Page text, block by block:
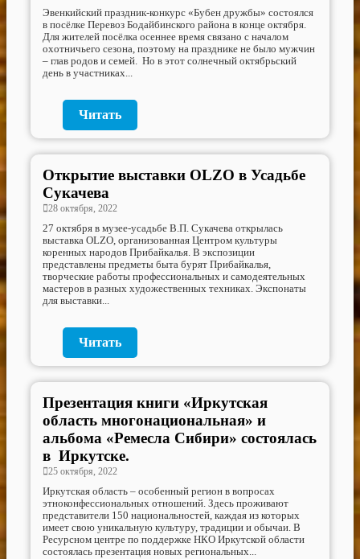
Эвенкийский праздник-конкурс «Бубен дружбы» состоялся
в посёлке Перевоз Бодайбинского района в конце октября.
Для жителей посёлка осеннее время связано с началом
охотничьего сезона, поэтому на празднике не было мужчин
– глав родов и семей. Но в этот солнечный октябрьский
день в участниках...
Читать
Открытие выставки OLZO в Усадьбе
Сукачева
28 октября, 2022
27 октября в музее-усадьбе В.П. Сукачева открылась
выставка OLZO, организованная Центром культуры
коренных народов Прибайкалья. В экспозиции
представлены предметы быта бурят Прибайкалья,
творческие работы профессиональных и самодеятельных
мастеров в разных художественных техниках. Экспонаты
для выставки...
Читать
Презентация книги «Иркутская
область многонациональная» и
альбома «Ремесла Сибири» состоялась
в Иркутске.
25 октября, 2022
Иркутская область – особенный регион в вопросах
этноконфессиональных отношений. Здесь проживают
представители 150 национальностей, каждая из которых
имеет свою уникальную культуру, традиции и обычаи. В
Ресурсном центре по поддержке НКО Иркутской области
состоялась презентация новых региональных...